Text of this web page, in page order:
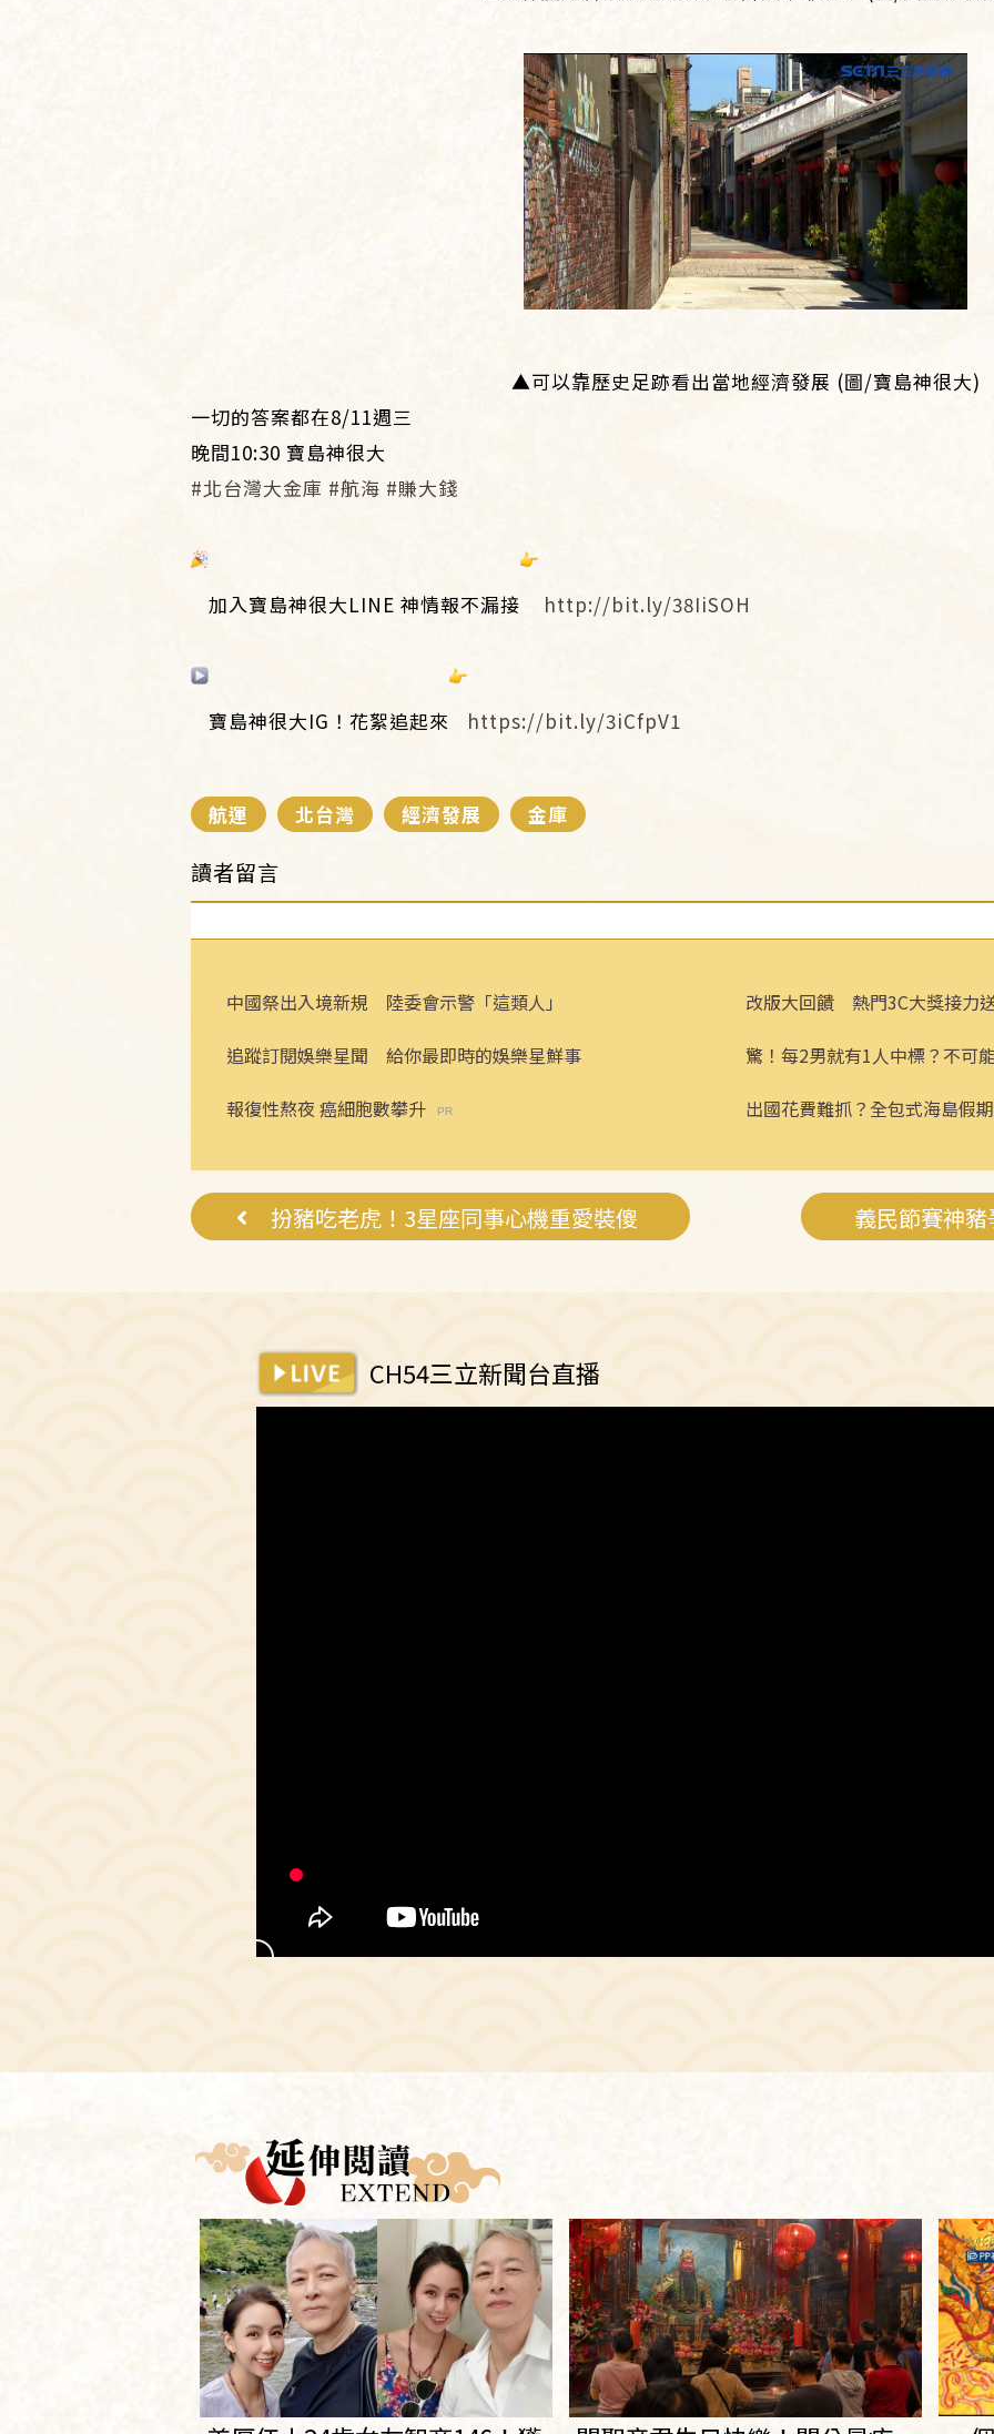
▲可以靠歷史足跡看出當地經濟發展 (圖/寶島神很大)
一切的答案都在8/11週三
晚間10:30 寶島神很大
#北台灣大金庫 #航海 #賺大錢
加入寶島神很大LINE 神情報不漏接 http://bit.ly/38IiSOH
寶島神很大IG！花絮追起來 https://bit.ly/3iCfpV1
航運 北台灣 經濟發展 金庫
讀者留言
中國祭出入境新規 陸委會示警「這類人」
改版大回饋 熱門3C大獎接力
追蹤訂閱娛樂星聞 給你最即時的娛樂星鮮事
驚！每2男就有1人中標？不可
報復性熬夜 癌細胞數攀升
出國花費難抓？全包式海島假
扮豬吃老虎！3星座同事心機重愛裝傻 義民節賽神
CH54三立新聞台直播